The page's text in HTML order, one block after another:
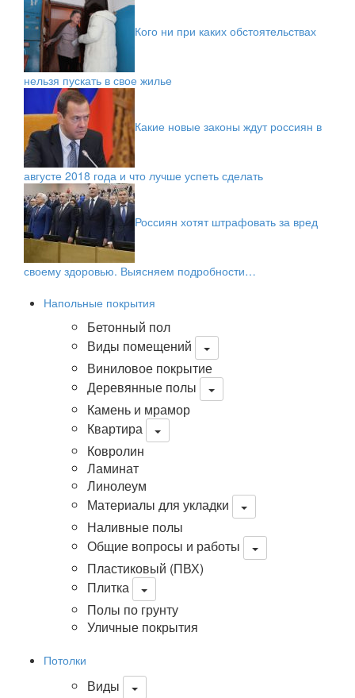
Кого ни при каких обстоятельствах
нельзя пускать в свое жилье
Какие новые законы ждут россиян в
августе 2018 года и что лучше успеть сделать
Россиян хотят штрафовать за вред
своему здоровью. Выясняем подробности…
Напольные покрытия
Бетонный пол
Виды помещений
Виниловое покрытие
Деревянные полы
Камень и мрамор
Квартира
Ковролин
Ламинат
Линолеум
Материалы для укладки
Наливные полы
Общие вопросы и работы
Пластиковый (ПВХ)
Плитка
Полы по грунту
Уличные покрытия
Потолки
Виды